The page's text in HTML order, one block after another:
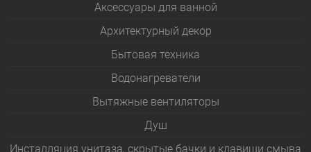
Аксессуары для ванной
Архитектурный декор
Бытовая техника
Водонагреватели
Вытяжные вентиляторы
Душ
Инсталляция унитаза, скрытые бачки и клавиши смыва